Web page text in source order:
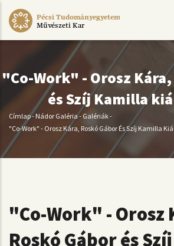
Ugrás
Pécsi Tudományegyetem
Művészeti Kar
"Co-Work" - Orosz Kára,
és Szíj Kamilla
Morzsa
Címlap-Nádor Galéria- Galériák-
"Co-Work" - Orosz Kára, Roskó Gábor És Szíj Kamilla
"Co-Work" - Orosz
Roskó Gábor és